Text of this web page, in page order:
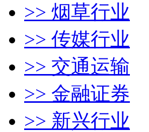
>> 烟草行业
>> 传媒行业
>> 交通运输
>> 金融证券
>> 新兴行业